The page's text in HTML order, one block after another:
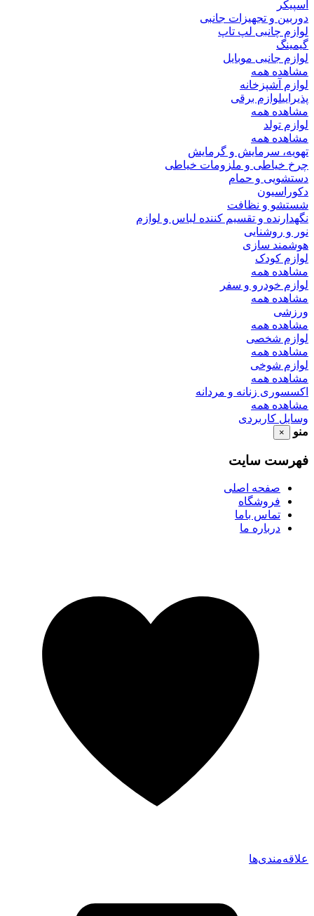
اسپیکر
دوربین و تجهیزات جانبی
لوازم چانبی لپ تاپ
گیمینگ
لوازم جانبی موبایل
مشاهده همه
لوازم آشپزخانه
پذیراییلوازم برقی
مشاهده همه
لوازم تولد
مشاهده همه
تهویه، سرمایش و گرمایش
چرخ خیاطی و ملزومات خیاطی
دستشویی و حمام
دکوراسیون
شستشو و نظافت
نگهدارنده و تقسیم کننده لباس و لوازم
نور و روشنایی
هوشمند سازی
لوازم کودک
مشاهده همه
لوازم خودرو و سفر
مشاهده همه
ورزشی
مشاهده همه
لوازم شخصی
مشاهده همه
لوازم شوخی
مشاهده همه
اکسسوری زنانه و مردانه
مشاهده همه
وسایل کاربردی
منو
×
فهرست سایت
صفحه اصلی
فروشگاه
تماس باما
درباره ما
علاقه‌مندی‌ها